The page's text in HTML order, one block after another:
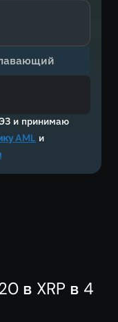
и принимаю
AML и
в XRP в 4